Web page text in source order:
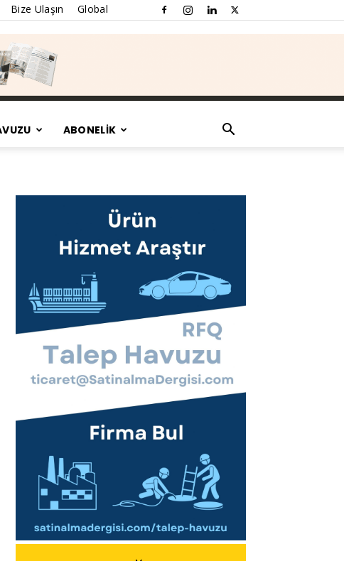
Bize Ulaşın Global
ABONELİK